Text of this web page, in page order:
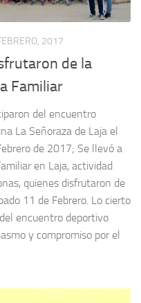
2017
de la
Familiar
del encuentro
La Señoraza de Laja el
de 2017; Se llevó a
en Laja, actividad
quienes disfrutaron de
11 de Febrero. Lo cierto
encuentro deportivo
y compromiso por el